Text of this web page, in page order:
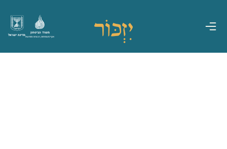
מדינת ישראל
משרד הביטחון
אגף משפחות, הנצחה ומורשת